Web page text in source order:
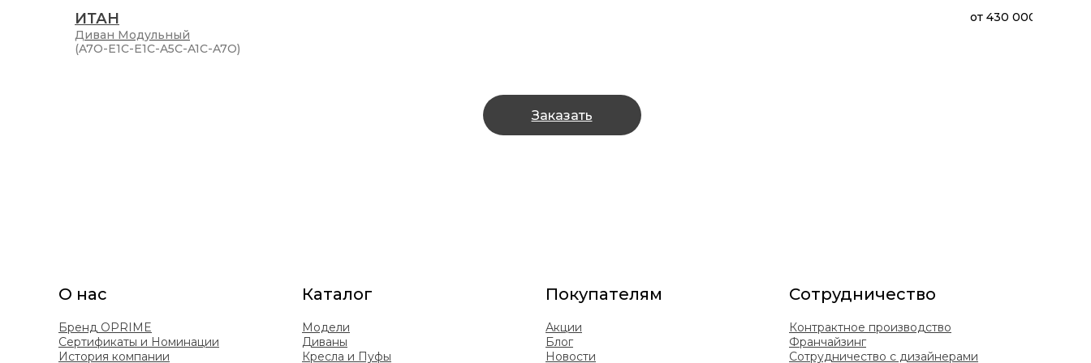
ИТАН
Диван Модульный
от 430 000 ₽
(A7O-E1C-E1C-A5C-A1C-A7O)
Заказать
О нас
Бренд OPRIME
Сертификаты и Номинации
История компании
Каталог
Модели
Диваны
Кресла и Пуфы
Покупателям
Акции
Блог
Новости
Сотрудничество
Контрактное производство
Франчайзинг
Сотрудничество с дизайнерами